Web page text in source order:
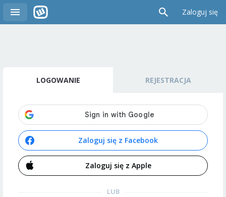
Zaloguj się
LOGOWANIE REJESTRACJA
Zaloguj się z Facebook
Zaloguj się z Apple
LUB